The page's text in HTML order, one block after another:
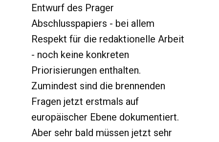
Entwurf des Prager
Abschlusspapiers - bei allem
Respekt für die redaktionelle Arbeit
- noch keine konkreten
Priorisierungen enthalten.
Zumindest sind die brennenden
Fragen jetzt erstmals auf
europäischer Ebene dokumentiert.
Aber sehr bald müssen jetzt sehr